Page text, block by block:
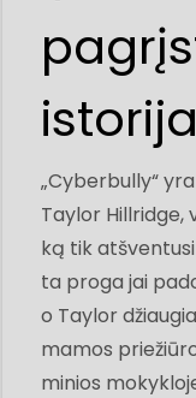
„Cyberbully“
Taylor Hillridge,
ką tik
ta proga jai
o Taylor
mamos
minios